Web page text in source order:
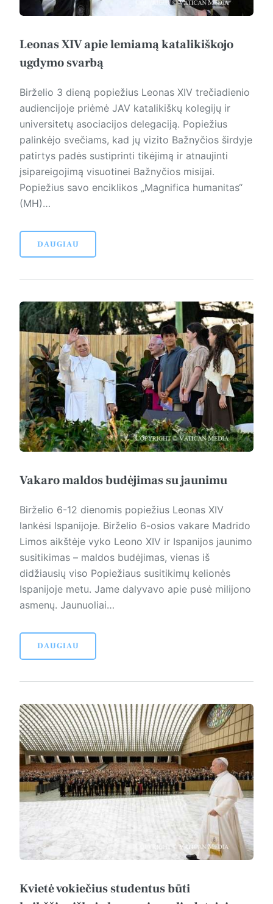
Leonas XIV apie lemiamą katalikiškojo
ugdymo svarbą
Birželio 3 dieną popiežius Leonas XIV trečiadienio
audiencijoje priėmė JAV katalikiškų kolegijų ir
universitetų asociacijos delegaciją. Popiežius
palinkėjo svečiams, kad jų vizito Bažnyčios širdyje
patirtys padės sustiprinti tikėjimą ir atnaujinti
įsipareigojimą visuotinei Bažnyčios misijai.
Popiežius savo enciklikos „Magnifica humanitas“
(MH)…
DAUGIAU
Vakaro maldos budėjimas su jaunimu
Birželio 6-12 dienomis popiežius Leonas XIV
lankėsi Ispanijoje. Birželio 6-osios vakare Madrido
Limos aikštėje vyko Leono XIV ir Ispanijos jaunimo
susitikimas – maldos budėjimas, vienas iš
didžiausių viso Popiežiaus susitikimų kelionės
Ispanijoje metu. Jame dalyvavo apie pusė milijono
asmenų. Jaunuoliai…
DAUGIAU
Kvietė vokiečius studentus būti